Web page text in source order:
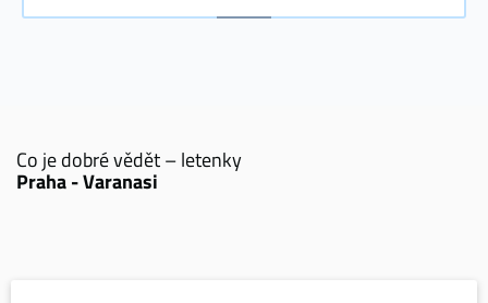
Co je dobré vědět – letenky
Praha - Varanasi